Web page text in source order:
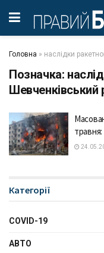
Головна » наслідки
Позначка:
Шевченківський
Категорії
COVID-19
АВТО